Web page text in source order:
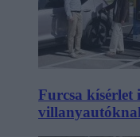
Furcsa